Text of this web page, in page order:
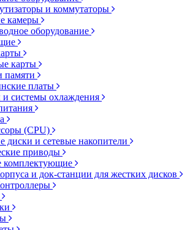
и коммутаторы
камеры
оборудование
карты
памяти
платы
и системы охлаждения
(CPU)
диски и сетевые накопители
приводы
комплектующие
и док-станции для жестких дисков